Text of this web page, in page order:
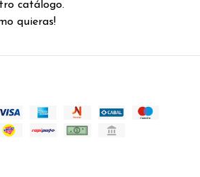
catálogo.
quieras!